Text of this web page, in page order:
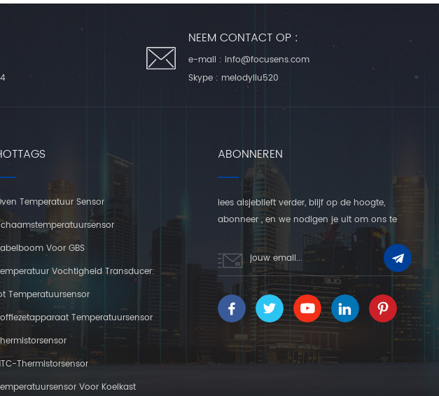
NEEM CONTACT OP :
e-mail : info@focusens.com
Skype : melodyliu520
Temperatuur Sensor
Voor GBS
Vochtigheid Transducer:
Temperatuursensor
Temperatuursensor
Thermistorsensor
Voor Koelkast
ABONNEREN
lees alsjeblieft verder, blijf op de hoogte,
abonneer , en we nodigen je uit om ons te
vertellen wat je ervan vindt.